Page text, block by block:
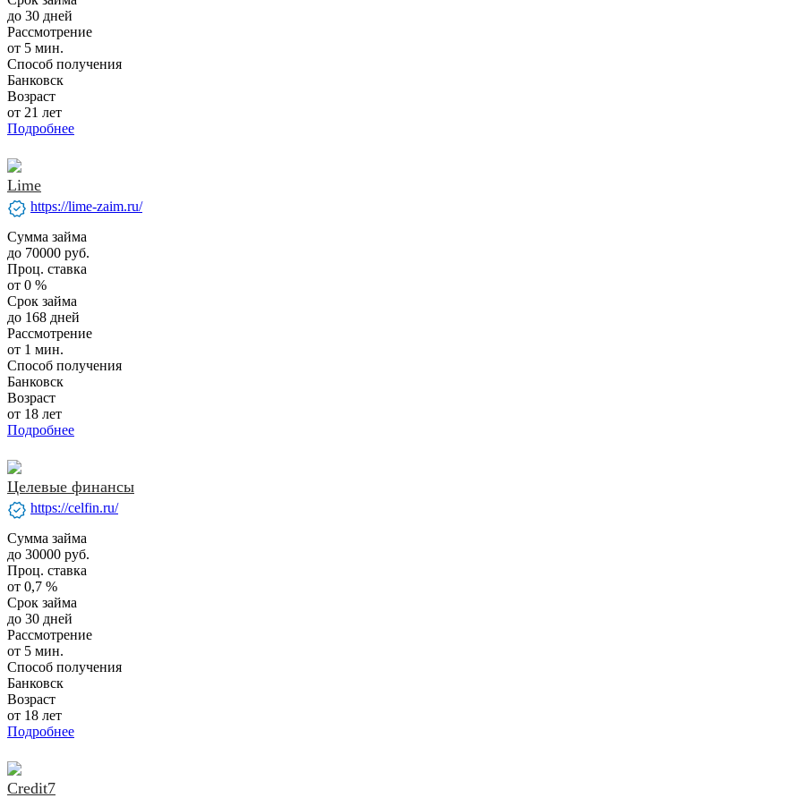
до 30 дней
Рассмотрение
от 5 мин.
Способ получения
Банковск
Возраст
от 21 лет
Подробнее
Lime
verified https://lime-zaim.ru/
Сумма займа
до 70000 руб.
Проц. ставка
от 0 %
Срок займа
до 168 дней
Рассмотрение
от 1 мин.
Способ получения
Банковск
Возраст
от 18 лет
Подробнее
Целевые финансы
verified https://celfin.ru/
Сумма займа
до 30000 руб.
Проц. ставка
от 0,7 %
Срок займа
до 30 дней
Рассмотрение
от 5 мин.
Способ получения
Банковск
Возраст
от 18 лет
Подробнее
Credit7